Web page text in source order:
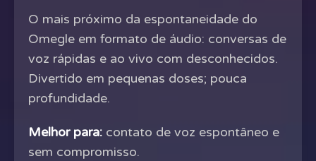
O mais próximo da espontaneidade do
Omegle em formato de áudio: conversas de
voz rápidas e ao vivo com desconhecidos.
Divertido em pequenas doses; pouca
profundidade.
Melhor para: contato de voz espontâneo e
sem compromisso.